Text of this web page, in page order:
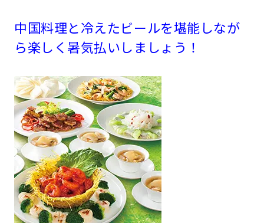
中国料理と冷えたビールを堪能しなが
ら楽しく暑気払いしましょう！